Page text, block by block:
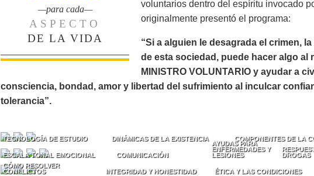
—para cada—
ASPECTO
DE LA VIDA
voluntarios dentro del espíritu invocado
originalmente presentó el programa:
“Si a alguien le desagrada el crimen,
de esta sociedad, puede hacer algo al
MINISTRO VOLUNTARIO y ayudar a
consciencia, bondad, amor y libertad del sufrimiento al inculcar
tolerancia”.
TECNOLOGÍA DE ESTUDIO DINÁMICAS DE LA EXISTENCIA COMPONENTES DE LA
ESCALA TONAL EMOCIONAL COMUNICACIÓN
AYUDAS PARA
ENFERMEDADES Y
LESIONES
DROGAS
CÓMO RESOLVER
CONFLICTOS
INTEGRIDAD Y HONESTIDAD ÉTICA Y LAS CONDICIONES